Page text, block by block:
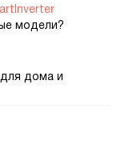
модели?
дома и